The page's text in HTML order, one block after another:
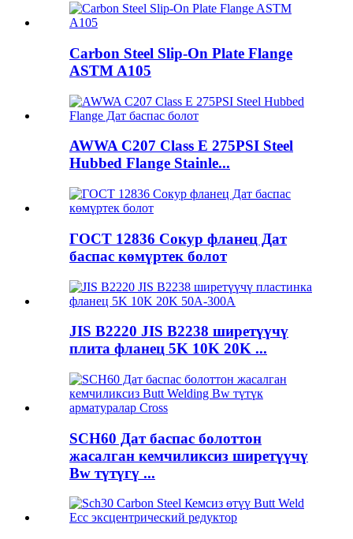
Carbon Steel Slip-On Plate Flange
ASTM A105
AWWA C207 Class E 275PSI Steel
Hubbed Flange Stainle...
ГОСТ 12836 Сокур фланец Дат
баспас көмүртек болот
JIS B2220 JIS B2238 ширетүүчү
плита фланец 5K 10K 20K ...
SCH60 Дат баспас болоттон
жасалган кемчиликсиз ширетүүчү
Bw түтүгү ...